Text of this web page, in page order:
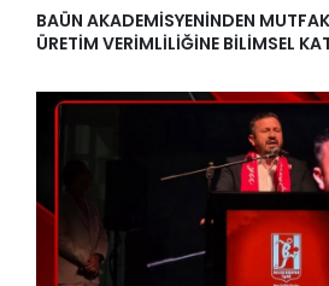
BAÜN AKADEMİSYENİNDEN
ÜRETİM VERİMLİLİĞİNE BİLİMSEL